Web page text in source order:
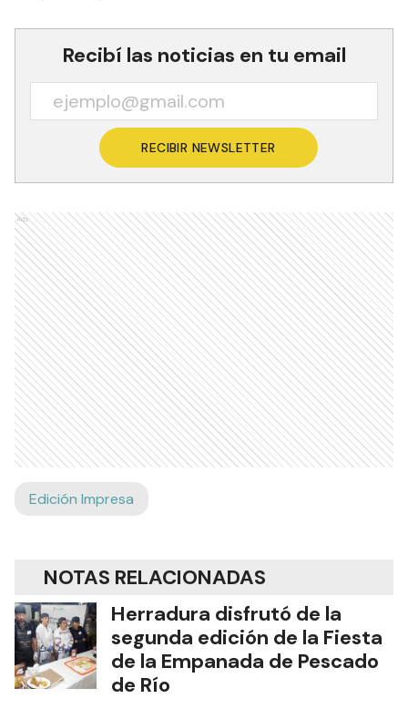
Recibí las noticias en tu email
RECIBIR NEWSLETTER
Ads
Edición Impresa
NOTAS RELACIONADAS
Herradura disfrutó de la
segunda edición de la Fiesta
de la Empanada de Pescado
de Río